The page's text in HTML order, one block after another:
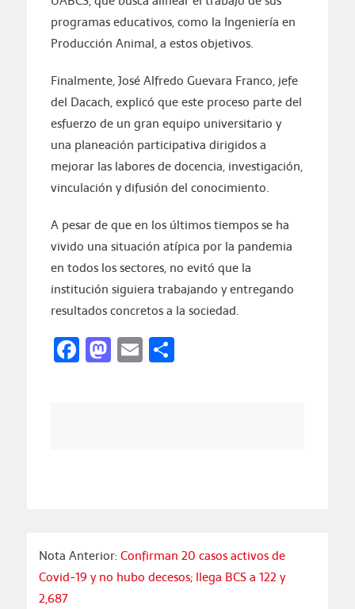
programas educativos, como la Ingeniería en
Producción Animal, a estos objetivos.
Finalmente, José Alfredo Guevara Franco, jefe
del Dacach, explicó que este proceso parte del
esfuerzo de un gran equipo universitario y
una planeación participativa dirigidos a
mejorar las labores de docencia, investigación,
vinculación y difusión del conocimiento.
A pesar de que en los últimos tiempos se ha
vivido una situación atípica por la pandemia
en todos los sectores, no evitó que la
institución siguiera trabajando y entregando
resultados concretos a la sociedad.
Facebook
Mastodon
EmailCompartir
Nota Anterior:Confirman 20 casos activos de
Covid-19 y no hubo decesos; llega BCS a 122 y
2,687